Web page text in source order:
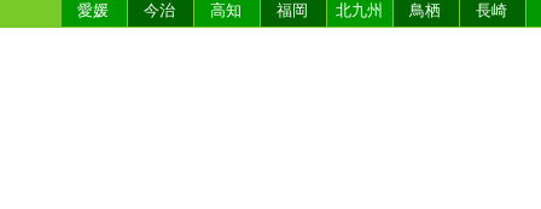
愛媛
今治 高知 福岡 北九州 鳥栖 長崎